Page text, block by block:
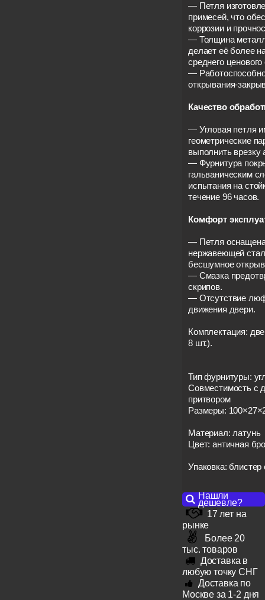
— Петля
примесей, что
коррозии и
— Толщина
делает её более
среднего ценового
—
открывания-
Качество
— Угловая петля
геометрические
выполнить врезку
— Фурнитура
гальваническим
испытания на
течение 96 часов.
Комфорт
— Петля оснащена
нержавеющей
бесшумное
— Смазка
скрипов.
— Отсутствие
движения двери.
Комплектация:
8 шт.).
Тип фурнитуры:
Совместимость с
притвором
Размеры:
Материал: латунь
Цвет: античная
Упаковка:
Нашли
дешевле?
17 лет на
рынке
Более 20
тыс. товаров
Доставка в
любую точку СНГ
Доставка по
Москве за 1-2 дня